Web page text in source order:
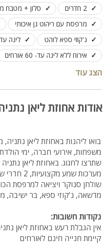
2 חדרים
סלון + מטבח
מרפסת עם ריהוט גן איכותי
ג'קוזי ספא לוהט
לינה עד 10 מבוגרים ו 5 ילדים
אירוח ללא לינה עד- 60 אורחים
הצג עוד
אודות אחוזת ליאן
בואו ליהנות באחוזת ליאן
משפחות, אירועי חברה, ימי
שתרצו לחגוג. באחוזת ליאן
מערכות
שולחן סנוקר ויציאה למרפסת
מדשאה, ג'קוזי ספא, בר ישיבה,
נקודות חשובות:
אין הגבלת רעש באחוזת ליאן
קיימת חנייה חינם לאורחים